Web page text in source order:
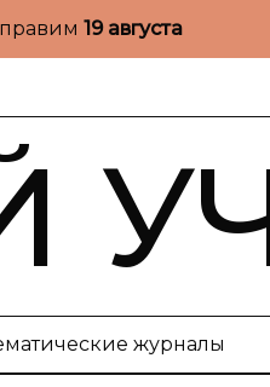
19 августа
журналы